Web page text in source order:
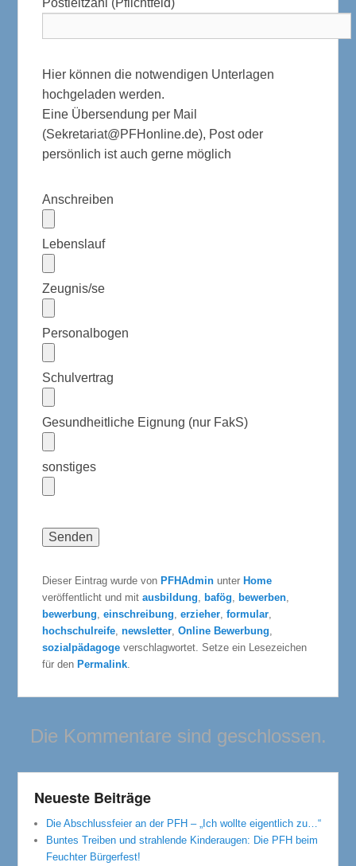
Postleitzahl (Pflichtfeld)
Hier können die notwendigen Unterlagen
hochgeladen werden.
Eine Übersendung per Mail
(Sekretariat@PFHonline.de), Post oder
persönlich ist auch gerne möglich
Anschreiben
Lebenslauf
Zeugnis/se
Personalbogen
Schulvertrag
Gesundheitliche Eignung (nur FakS)
sonstiges
Dieser Eintrag wurde von PFHAdmin unter Home
veröffentlicht und mitausbildung, bafög, bewerben,
bewerbung,einschreibung,erzieher,formular,
hochschulreife,newsletter,Online Bewerbung,
sozialpädagoge verschlagwortet. Setze ein Lesezeichen
für den Permalink.
Die Kommentare sind geschlossen.
Neueste Beiträge
Die Abschlussfeier an der PFH – „Ich wollte eigentlich zu…“
Buntes Treiben und strahlende Kinderaugen: Die PFH beim
Feuchter Bürgerfest!